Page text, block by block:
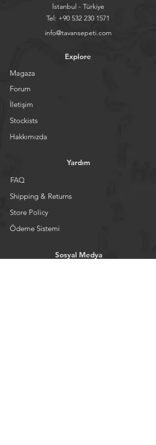
İstanbul - Türkiye
Tel: +90 532 230 1571
info@tavansepeti.com
Explore
Magaza
Forum
İletişim
Stockists
Hakkımızda
Yardım
FAQ
Shipping & Returns
Store Policy
Ödeme Sistemi
Sosyal Medya